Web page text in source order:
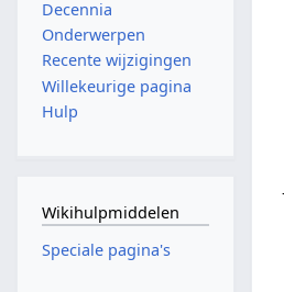
Decennia
Onderwerpen
Recente wijzigingen
Willekeurige pagina
Hulp
Wikihulpmiddelen
Speciale pagina's